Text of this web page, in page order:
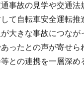
事故の見学や交通
て自転車安全運転推
大きな事故につな
ったとの声が寄せら
との連携を一層深